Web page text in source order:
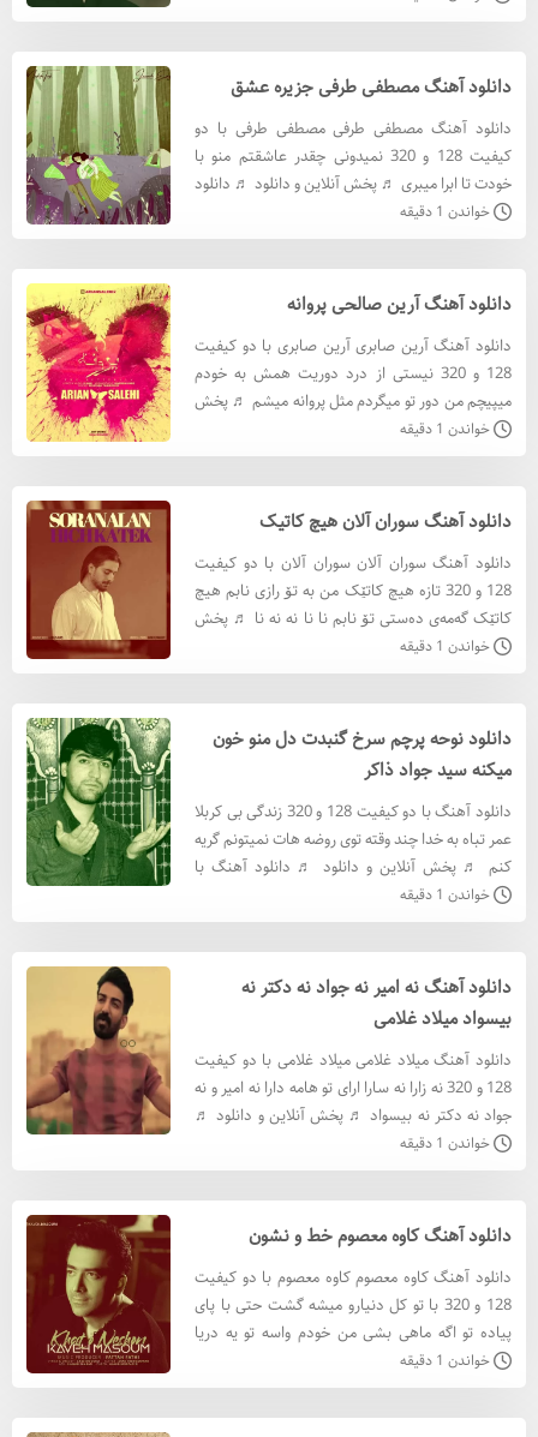
دانلود آهنگ مصطفی طرفی جزیره عشق
دانلود آهنگ مصطفی طرفی مصطفی طرفی با دو
کیفیت 128 و 320 نمیدونی چقدر عاشقتم منو با
خودت تا ابرا میبری ♬ پخش آنلاین و دانلود ♬ دانلود
مصطفی طرفی با کيفيت
خواندن 1 دقیقه
دانلود آهنگ آرین صالحی پروانه
دانلود آهنگ آرین صابری آرین صابری با دو کیفیت
128 و 320 نیستی از درد دوریت همش به خودم
میپیچم من دور تو میگردم مثل پروانه میشم ♬ پخش
آنلاین و دانلود ♬ دانلود آهنگ آرین صابری با کيفيت
خواندن 1 دقیقه
دانلود آهنگ سوران آلان هیچ کاتیک
دانلود آهنگ سوران آلان سوران آلان با دو کیفیت
128 و 320 تازه هیچ کاتێک من به تۆ رازی نابم هیچ
کاتێک گه‌مه‌ی ده‌ستی تۆ نابم نا نا نه نه نا ♬ پخش
آنلاین و دانلود ♬ دانلود آهنگ سوران آلان با کيفيت
خواندن 1 دقیقه
دانلود نوحه پرچم سرخ گنبدت دل منو خون
میکنه سید جواد ذاکر
دانلود آهنگ با دو کیفیت 128 و 320 زندگی بی کربلا
عمر تباه به خدا چند وقته توی روضه هات نمیتونم گریه
کنم ♬ پخش آنلاین و دانلود ♬ دانلود آهنگ با
خواندن 1 دقیقه
دانلود آهنگ نه امیر نه جواد نه دکتر نه
بیسواد میلاد غلامی
دانلود آهنگ میلاد غلامی میلاد غلامی با دو کیفیت
128 و 320 نه زارا نه سارا ارای تو هامه دارا نه امیر و نه
جواد نه دکتر نه بیسواد ♬ پخش آنلاین و دانلود ♬
دانلود آهنگ میلاد غلامی با کيفيت 320 دانلو
خواندن 1 دقیقه
دانلود آهنگ کاوه معصوم خط و نشون
دانلود آهنگ کاوه معصوم کاوه معصوم با دو کیفیت
128 و 320 با تو کل دنیارو میشه گشت حتی با پای
پیاده تو اگه ماهی بشی من خودم واسه تو یه دریا
میشم ♬ پخش آنلاین و دانلود ♬ دانلود آهنگ کاوه
معصوم با کي
خواندن 1 دقیقه